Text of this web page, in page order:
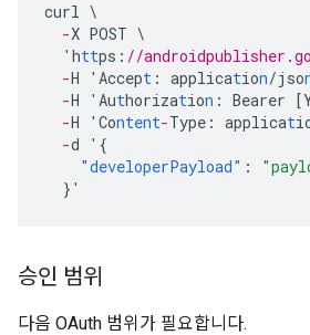
curl \
-X POST \
'https : //
-H 'Accept : application/jso
-H 'Authorization : Bearer [
-H 'Content-Type : applicat
-d ' {
"developerPayload" :
} '
승인 범위
다음 OAuth 범위가 필요합니다.